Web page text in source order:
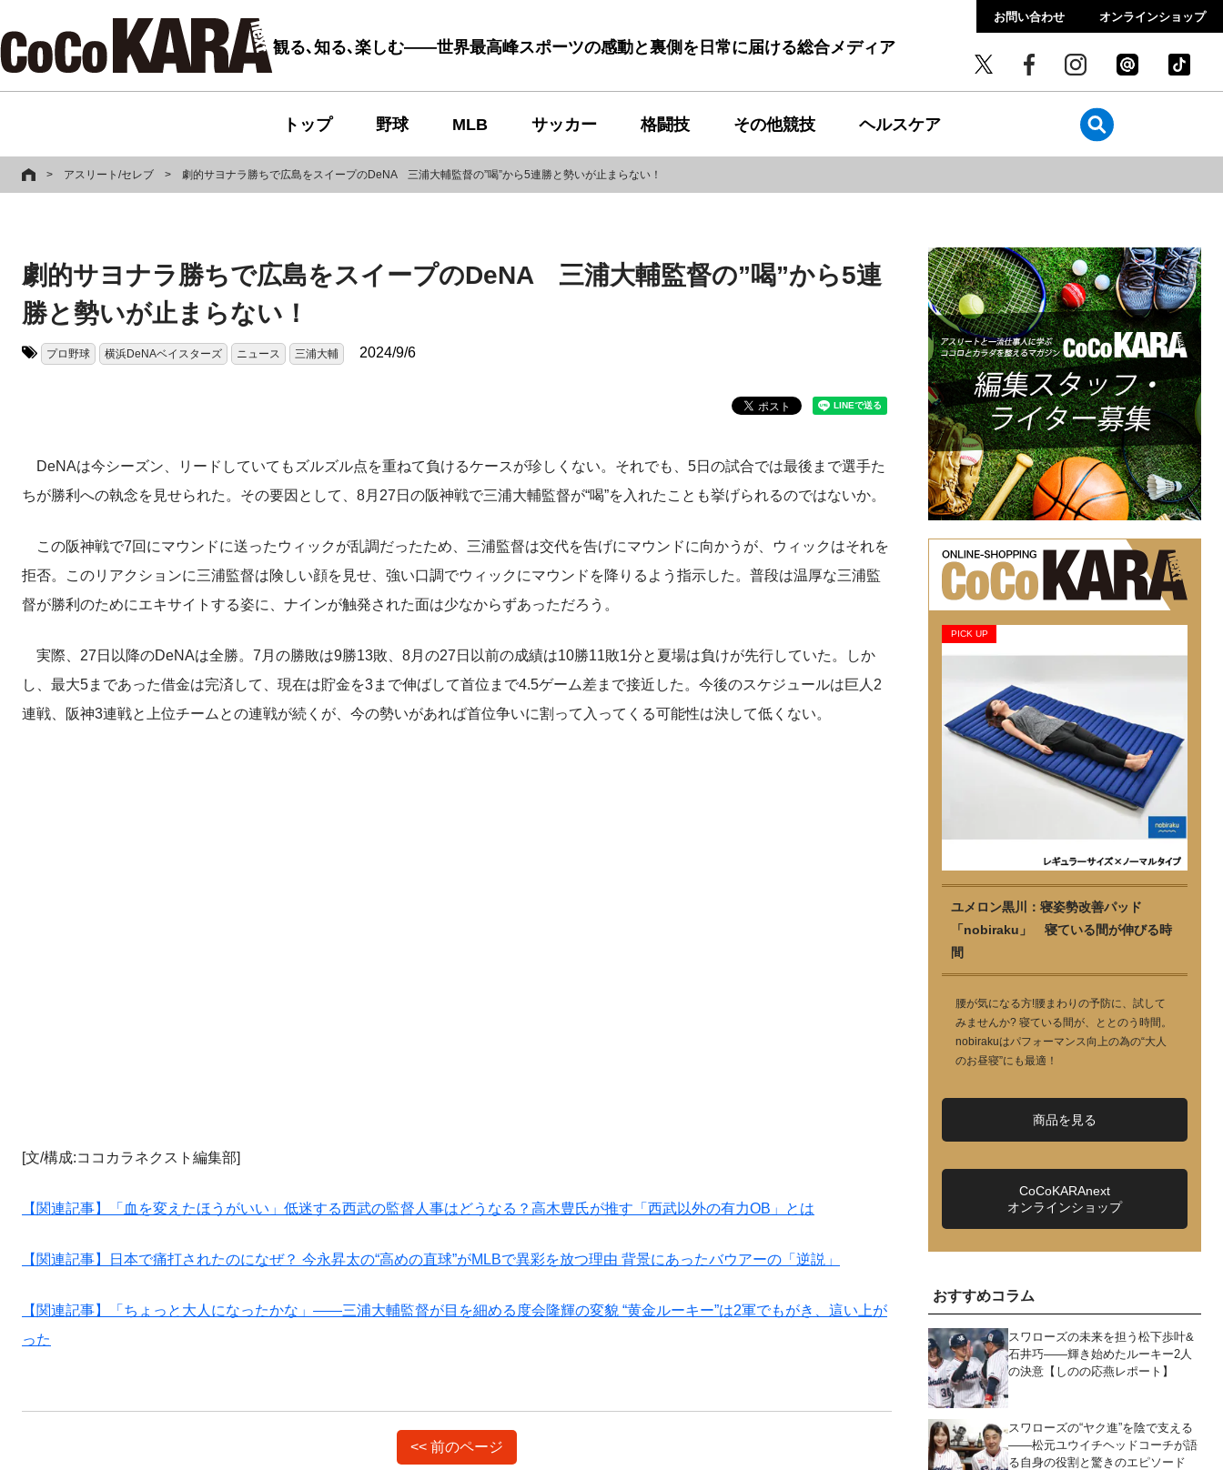
観る､知る､楽しむ――世界最高峰スポーツの感動と裏側を日常に届ける総合メディア
お問い合わせ オンラインショップ
トップ 野球 MLB サッカー 格闘技 その他競技 ヘルスケア
> アスリート/セレブ > 劇的サヨナラ勝ちで広島をスイープのDeNA 三浦大輔監督の”喝”から5連勝と勢いが止まらない！
劇的サヨナラ勝ちで広島をスイープのDeNA 三浦大輔監督の”喝”から5連
勝と勢いが止まらない！
プロ野球 横浜DeNAベイスターズ ニュース 三浦大輔 2024/9/6
DeNAは今シーズン、リードしていてもズルズル点を重ねて負けるケースが珍しくない。それでも、5日の試合では最後まで選手た
ちが勝利への執念を見せられた。その要因として、8月27日の阪神戦で三浦大輔監督が“喝”を入れたことも挙げられるのではないか。
この阪神戦で7回にマウンドに送ったウィックが乱調だったため、三浦監督は交代を告げにマウンドに向かうが、ウィックはそれを
拒否。このリアクションに三浦監督は険しい顔を見せ、強い口調でウィックにマウンドを降りるよう指示した。普段は温厚な三浦監
督が勝利のためにエキサイトする姿に、ナインが触発された面は少なからずあっただろう。
実際、27日以降のDeNAは全勝。7月の勝敗は9勝13敗、8月の27日以前の成績は10勝11敗1分と夏場は負けが先行していた。しか
し、最大5まであった借金は完済して、現在は貯金を3まで伸ばして首位まで4.5ゲーム差まで接近した。今後のスケジュールは巨人2
連戦、阪神3連戦と上位チームとの連戦が続くが、今の勢いがあれば首位争いに割って入ってくる可能性は決して低くない。
[文/構成:ココカラネクスト編集部]
【関連記事】「血を変えたほうがいい」低迷する西武の監督人事はどうなる？高木豊氏が推す「西武以外の有力OB」とは
【関連記事】日本で痛打されたのになぜ？ 今永昇太の“高めの直球”がMLBで異彩を放つ理由 背景にあったバウアーの「逆説」
【関連記事】「ちょっと大人になったかな」――三浦大輔監督が目を細める度会隆輝の変貌 “黄金ルーキー”は2軍でもがき、這い上が
った
<< 前のページ
PICK UP
ユメロン黒川：寝姿勢改善パッド
「nobiraku」 寝ている間が伸びる時
間
腰が気になる方!腰まわりの予防に、試して
みませんか? 寝ている間が、ととのう時間。
nobirakuはパフォーマンス向上の為の“大人
のお昼寝”にも最適！
商品を見る
CoCoKARAnext
オンラインショップ
おすすめコラム
スワローズの未来を担う松下歩叶&
石井巧――輝き始めたルーキー2人
の決意【しのの応燕レポート】
スワローズの“ヤク進”を陰で支える
――松元ユウイチヘッドコーチが語
る自身の役割と驚きのエピソード